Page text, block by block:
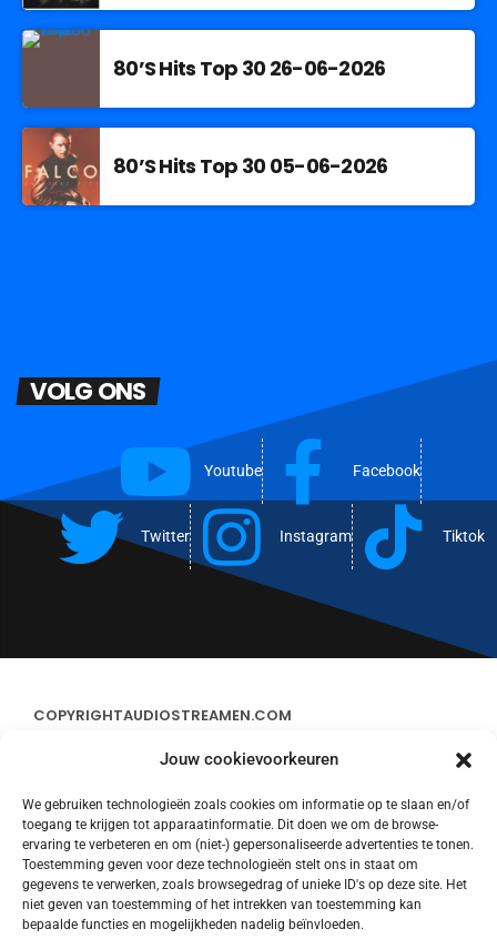
Jouw cookievoorkeuren
We gebruiken technologieën zoals cookies om informatie op te slaan en/of
toegang te krijgen tot apparaatinformatie. Dit doen we om de browse-
ervaring te verbeteren en om (niet-) gepersonaliseerde advertenties te tonen.
Toestemming geven voor deze technologieën stelt ons in staat om
gegevens te verwerken, zoals browsegedrag of unieke ID's op deze site. Het
niet geven van toestemming of het intrekken van toestemming kan
bepaalde functies en mogelijkheden nadelig beïnvloeden.
80’S Hits Top 30 26-06-2026
80’S Hits Top 30 05-06-2026
VOLG ONS
Youtube Facebook
Twitter Instagram Tiktok
COPYRIGHTAUDIOSTREAMEN.COM
CONTACT
STREAMS